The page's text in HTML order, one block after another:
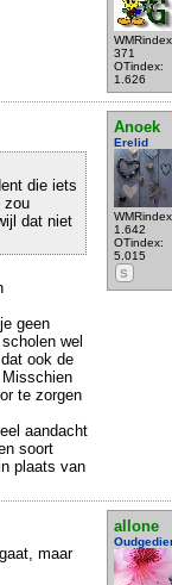
371
OTindex:
1.626
Anoek
Erelid
1.642
OTindex:
5.015
S
die iets
zou
dat niet
geen
wel
ook de
te zorgen
aandacht
soort
plaats van
allone
maar